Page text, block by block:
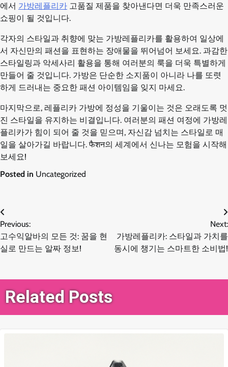
에서 가방레플리카 고품질 제품을 찾아낸다면 더욱 만족스러운
쇼핑이 될 것입니다.
각자의 스타일과 취향에 맞는 가방레플리카를 활용하여 일상에
서 자신만의 패션을 표현하는 장애물을 뛰어넘어 보세요. 과감한
스타일링과 악세사리 활용을 통해 여러분의 룩을 더욱 특별하게
만들어 줄 것입니다. 가방은 단순한 소지품이 아니라 나를 또렷
하게 드러내는 중요한 패션 아이템임을 잊지 마세요.
마지막으로, 레플리카 가방에 정성을 기울이는 것은 오래도록 멋
진 스타일을 유지하는 비결입니다. 여러분의 패션 여정에 가방레
플리카가 힘이 되어 줄 것을 믿으며, 자신감 넘치는 스타일로 매
일을 살아가길 바랍니다. फैशन의 세계에서 신나는 모험을 시작해
보세요!
Posted in Uncategorized
글
탐
Previous:
고수익알바의 모든 것: 꿈을 현
실로 만드는 알짜 정보!
Next:
가방레플리카: 스타일과 가치를
동시에 챙기는 스마트한 소비법!
Related Posts